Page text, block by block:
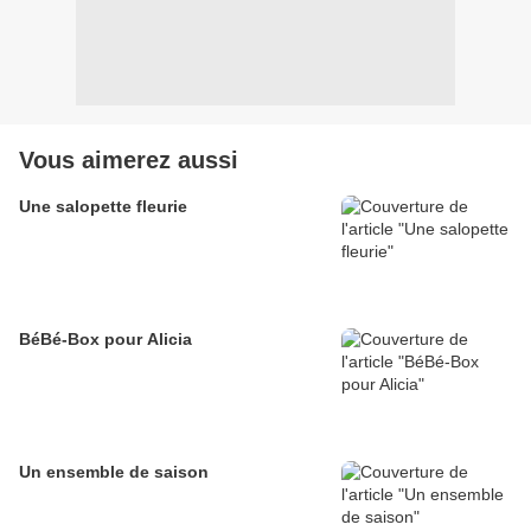
Vous aimerez aussi
Une salopette fleurie
BéBé-Box pour Alicia
Un ensemble de saison